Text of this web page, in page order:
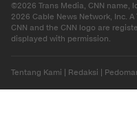
©2026 Trans Media, CNN name,
2026 Cable News Network, Inc.
CNN and the CNN logo are
displayed with permission.
Tentang Kami Redaksi